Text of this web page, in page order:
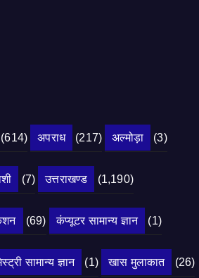
(614) अपराध (217) अल्मोड़ा (3)
(7) उत्तराखण्ड (1,190)
(69) कंप्यूटर सामान्य ज्ञान (1)
सामान्य ज्ञान (1) खास मुलाकात (26)